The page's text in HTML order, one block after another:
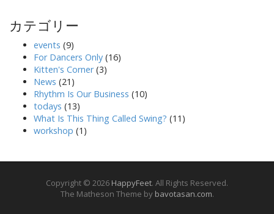
カテゴリー
events (9)
For Dancers Only (16)
Kitten's Corner(3)
News (21)
Rhythm Is Our Business (10)
todays (13)
What Is This Thing Called Swing? (11)
workshop (1)
Copyright © 2026 HappyFeet. All Rights Reserved.
The Matheson Theme by bavotasan.com.